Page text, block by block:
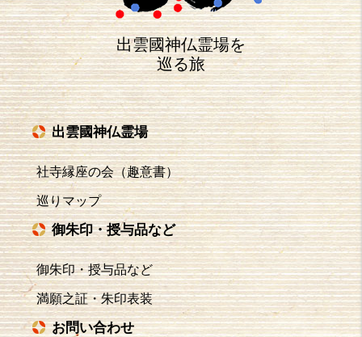
出雲國神仏霊場を
巡る旅
出雲國神仏霊場
社寺縁座の会（趣意書）
巡りマップ
御朱印・授与品など
御朱印・授与品など
満願之証・朱印表装
お問い合わせ